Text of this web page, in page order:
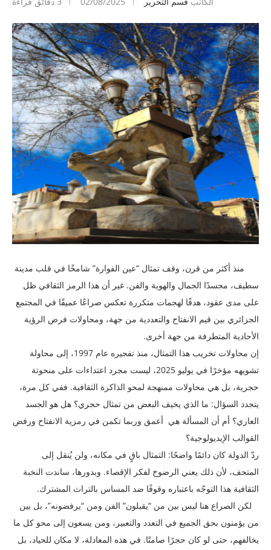
منذ أكثر من قرن، وقف تمثال “عين الفوارة” شامخًا في قلب مدينة
سطيف، مجسدًا الجمال والهوية والفن. غير أن هذا الرمز الثقافي ظل
على مدى عقود، هدفًا لهجمات متكررة تعكس صراعًا عميقًا في المجتمع
الجزائري بين قيم الانفتاح والتعددية من جهة، ومحاولات فرض الرؤية
الأحادية المتطرفة من جهة أخرى.
إن محاولات تخريب هذا التمثال، منذ تفجيره عام 1997، إلى محاولة
تشويهه مؤخرًا في يوليو 2025، ليست مجرد اعتداءات على منحوتة
حجرية، بل هي محاولات ممنهجة لمحو الذاكرة الثقافية. ففي كل مرة،
يتجدد السؤال: ما الذي يخيف البعض من تمثال حجري؟ هل هو الجسد
العاري؟ أم أن المسألة هي أعمق وربما تكمن في رمزية الانفتاح ورفض
القوالب الإيديولوجية؟
ردّ الدولة كان دائمًا واضحًا: التمثال باقٍ في مكانه، ولن يُنقل إلى
المتحف، لأن ذلك يعني الرضوخ لفكر الإقصاء. وبدورها، ساندت النخبة
الثقافية هذا التوجّه باعتباره وقوفًا ضد المساس بالتراث المشترك.
لكن الصراع هنا ليس بين من “يقبلون” الفن ومن “يرفضونه”، بل بين
من يؤمنون بحق الجميع في التعدد والتعبير، ومن يسعون إلى محو كل ما
يخالفهم، حتى لو كان حجرًا صامتًا. في هذه المعادلة، لا مكان للحياد، بل